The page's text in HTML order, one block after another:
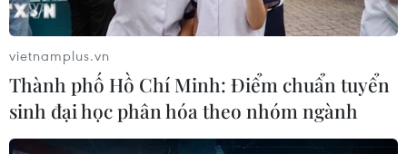
Lâm Đồng: Mưa lớn gây sạt lở đèo
Con Ó, cây đổ trên đèo Bảo Lộc
09/08/2026 06:20
Xe tải va chạm xe máy tại Đắk Lắk
vietnamplus.vn
Thành phố Hồ Chí Minh: Điểm chuẩn tuyển
sinh đại học phân hóa theo nhóm ngành